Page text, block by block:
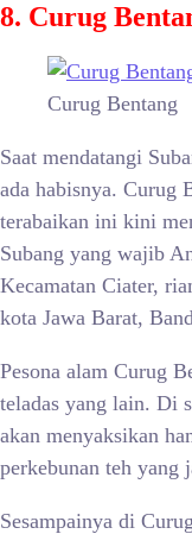
8. Curug
Curug Bentang
Saat mendatangi
ada habisnya. Curug
terabaikan ini kini
Subang yang wajib
Kecamatan Ciater,
kota Jawa Barat,
Pesona alam Curug
teladas yang lain. Di
akan menyaksikan
perkebunan teh yang
Sesampainya di